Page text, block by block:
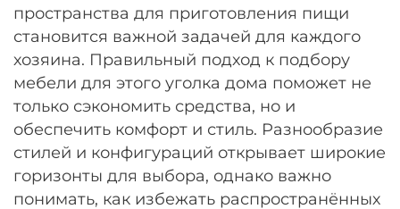
пространства для приготовления пищи
становится важной задачей для каждого
хозяина. Правильный подход к подбору
мебели для этого уголка дома поможет не
только сэкономить средства, но и
обеспечить комфорт и стиль. Разнообразие
стилей и конфигураций открывает широкие
горизонты для выбора, однако важно
понимать, как избежать распространённых
Подробнее
об оплате Плайтом
25
раз в 2 недели
Остались вопросы?
8 800 302-02-51
plait.ru